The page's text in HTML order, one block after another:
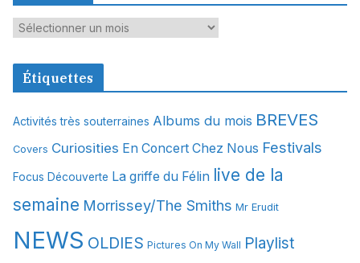
A
c
v
e
Étiquettes
Activités très souterraines Albums du mois BREVES
Covers Curiosities En Concert Chez Nous Festivals
Focus Découverte La griffe du Félin live de la
semaine Morrissey/The Smiths Mr Erudit
NEWS OLDIES Pictures On My Wall Playlist